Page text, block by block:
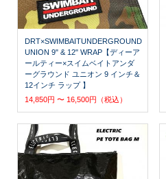
DRT×SWIMBAITUNDERGROUND
UNION 9" & 12" WRAP【ディーア
ールティー×スイムベイトアンダ
ーグラウンド ユニオン 9 インチ＆
12インチ ラップ 】
14,850円 〜 16,500円（税込）